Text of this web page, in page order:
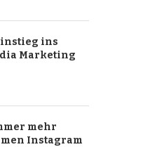
ins
Marketing
mehr
Instagram